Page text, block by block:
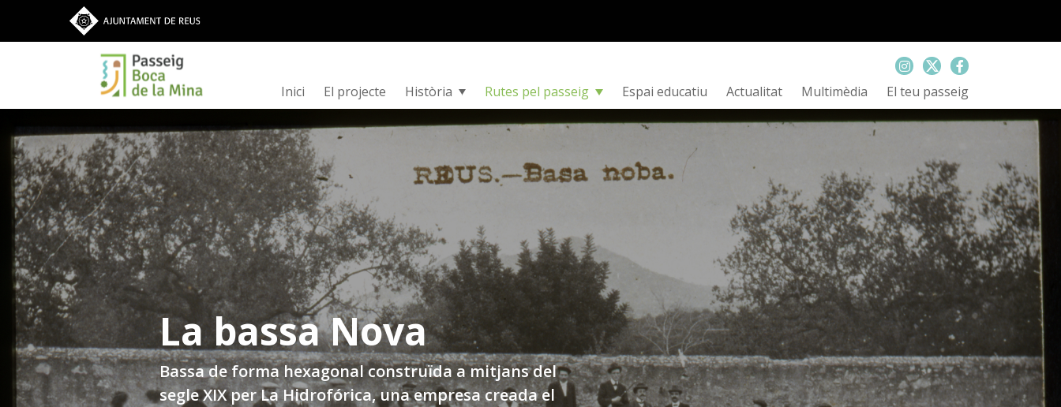
Vés al contingut
Inici El projecte Història Rutes pel passeig Espai educatiu Actualitat Multimèdia El teu passeig
La bassa Nova
Bassa de forma hexagonal construïda a mitjans del
segle XIX per La Hidrofórica, una empresa creada el